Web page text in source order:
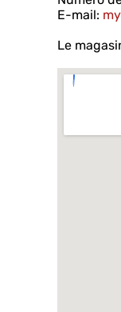
E-mail:
Le